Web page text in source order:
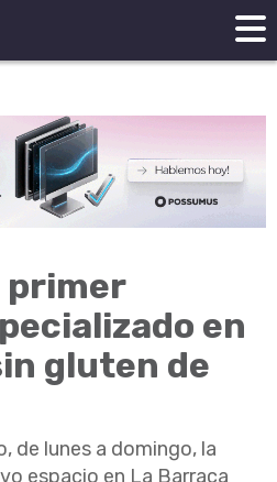
primer
en
gluten de
de lunes a domingo, la
espacio en La Barraca